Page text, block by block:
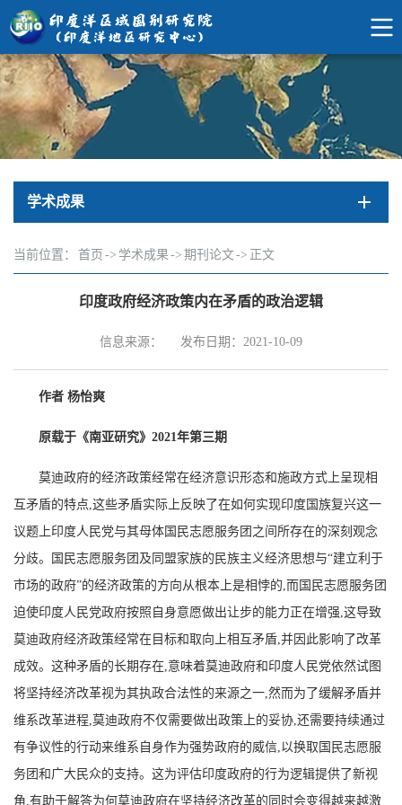
学术成果
当前位置： 首页 -> 学术成果 -> 期刊论文-> 正文
印度政府经济政策内在矛盾的政治逻辑
信息来源： 发布日期：2021-10-09
作者 杨怡爽
原载于《南亚研究》2021年第三期
莫迪政府的经济政策经常在经济意识形态和施政方式上呈现相
互矛盾的特点,这些矛盾实际上反映了在如何实现印度国族复兴这一
议题上印度人民党与其母体国民志愿服务团之间所存在的深刻观念
分歧。国民志愿服务团及同盟家族的民族主义经济思想与“建立利于
市场的政府”的经济政策的方向从根本上是相悖的,而国民志愿服务团
迫使印度人民党政府按照自身意愿做出让步的能力正在增强,这导致
莫迪政府经济政策经常在目标和取向上相互矛盾,并因此影响了改革
成效。这种矛盾的长期存在,意味着莫迪政府和印度人民党依然试图
将坚持经济改革视为其执政合法性的来源之一,然而为了缓解矛盾并
维系改革进程,莫迪政府不仅需要做出政策上的妥协,还需要持续通过
有争议性的行动来维系自身作为强势政府的威信,以换取国民志愿服
务团和广大民众的支持。这为评估印度政府的行为逻辑提供了新视
角,有助于解答为何莫迪政府在坚持经济改革的同时会变得越来越激